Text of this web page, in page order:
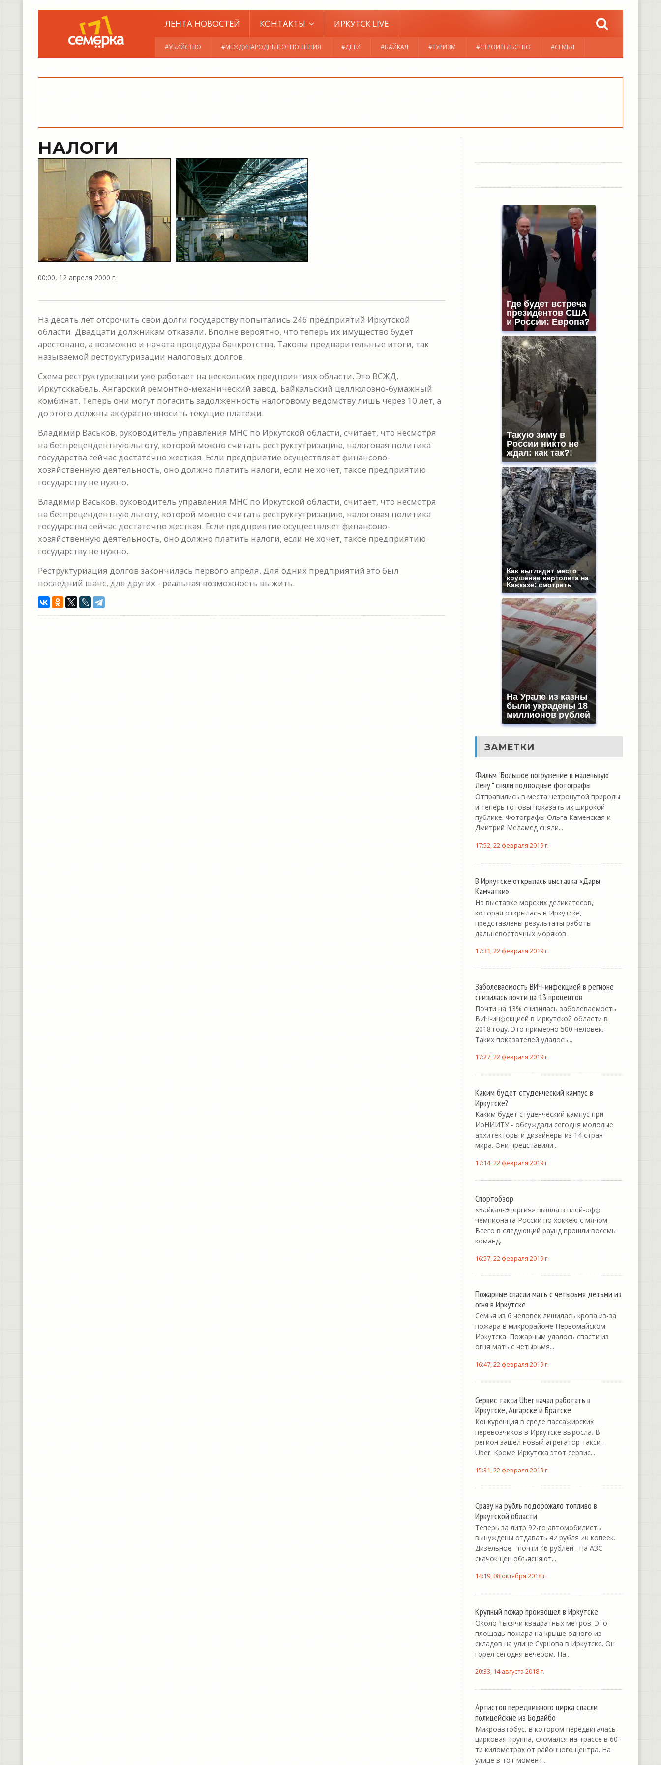
ЛЕНТА НОВОСТЕЙ КОНТАКТЫ ИРКУТСК LIVE
#УБИЙСТВО #МЕЖДУНАРОДНЫЕ ОТНОШЕНИЯ #ДЕТИ #БАЙКАЛ #ТУРИЗМ #СТРОИТЕЛЬСТВО #СЕМЬЯ
НАЛОГИ
00:00, 12 апреля 2000 г.
На десять лет отсрочить свои долги государству попытались 246 предприятий Иркутской
области. Двадцати должникам отказали. Вполне вероятно, что теперь их имущество будет
арестовано, а возможно и начата процедура банкротства. Таковы предварительные итоги, так
называемой реструктуризации налоговых долгов.
Схема реструктуризации уже работает на нескольких предприятиях области. Это ВСЖД,
Иркутсккабель, Ангарский ремонтно-механический завод, Байкальский целлюлозно-бумажный
комбинат. Теперь они могут погасить задолженность налоговому ведомству лишь через 10 лет, а
до этого должны аккуратно вносить текущие платежи.
Владимир Васьков, руководитель управления МНС по Иркутской области, считает, что несмотря
на беспрецендентную льготу, которой можно считать реструктутризацию, налоговая политика
государства сейчас достаточно жесткая. Если предприятие осуществляет финансово-
хозяйственную деятельность, оно должно платить налоги, если не хочет, такое предприятию
государству не нужно.
Владимир Васьков, руководитель управления МНС по Иркутской области, считает, что несмотря
на беспрецендентную льготу, которой можно считать реструктутризацию, налоговая политика
государства сейчас достаточно жесткая. Если предприятие осуществляет финансово-
хозяйственную деятельность, оно должно платить налоги, если не хочет, такое предприятию
государству не нужно.
Реструктуриация долгов закончилась первого апреля. Для одних предприятий это был
последний шанс, для других - реальная возможность выжить.
Где будет встреча
президентов США
и России: Европа?
Такую зиму в
России никто не
ждал: как так?!
Как выглядит место
крушение вертолета на
Кавказе: смотреть
На Урале из казны
были украдены 18
миллионов рублей
ЗАМЕТКИ
Фильм "Большое погружение в маленькую
Лену " сняли подводные фотографы
Отправились в места нетронутой природы
и теперь готовы показать их широкой
публике. Фотографы Ольга Каменская и
Дмитрий Меламед сняли...
17:52, 22 февраля 2019 г.
В Иркутске открылась выставка «Дары
Камчатки»
На выставке морских деликатесов,
которая открылась в Иркутске,
представлены результаты работы
дальневосточных моряков.
17:31, 22 февраля 2019 г.
Заболеваемость ВИЧ-инфекцией в регионе
снизилась почти на 13 процентов
Почти на 13% снизилась заболеваемость
ВИЧ-инфекцией в Иркутской области в
2018 году. Это примерно 500 человек.
Таких показателей удалось...
17:27, 22 февраля 2019 г.
Каким будет студенческий кампус в
Иркутске?
Каким будет студенческий кампус при
ИрНИИТУ - обсуждали сегодня молодые
архитекторы и дизайнеры из 14 стран
мира. Они представили...
17:14, 22 февраля 2019 г.
Спортобзор
«Байкал-Энергия» вышла в плей-офф
чемпионата России по хоккею с мячом.
Всего в следующий раунд прошли восемь
команд.
16:57, 22 февраля 2019 г.
Пожарные спасли мать с четырьмя детьми из
огня в Иркутске
Семья из 6 человек лишилась крова из-за
пожара в микрорайоне Первомайском
Иркутска. Пожарным удалось спасти из
огня мать с четырьмя...
16:47, 22 февраля 2019 г.
Сервис такси Uber начал работать в
Иркутске, Ангарске и Братске
Конкуренция в среде пассажирских
перевозчиков в Иркутске выросла. В
регион зашёл новый агрегатор такси -
Uber. Кроме Иркутска этот сервис...
15:31, 22 февраля 2019 г.
Сразу на рубль подорожало топливо в
Иркутской области
Теперь за литр 92-го автомобилисты
вынуждены отдавать 42 рубля 20 копеек.
Дизельное - почти 46 рублей . На АЗС
скачок цен объясняют...
14:19, 08 октября 2018 г.
Крупный пожар произошел в Иркутске
Около тысячи квадратных метров. Это
площадь пожара на крыше одного из
складов на улице Сурнова в Иркутске. Он
горел сегодня вечером. На...
20:33, 14 августа 2018 г.
Артистов передвижного цирка спасли
полицейские из Бодайбо
Микроавтобус, в котором передвигалась
цирковая труппа, сломался на трассе в 60-
ти километрах от районного центра. На
улице в тот момент...